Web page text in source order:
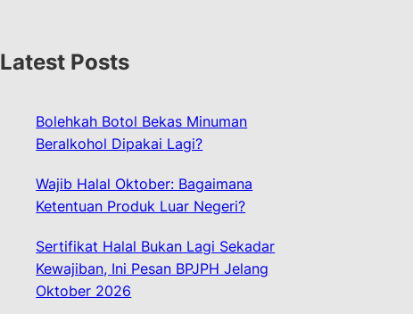
h
Latest Posts
Bolehkah Botol Bekas Minuman
Beralkohol Dipakai Lagi?
Wajib Halal Oktober: Bagaimana
Ketentuan Produk Luar Negeri?
Sertifikat Halal Bukan Lagi Sekadar
Kewajiban, Ini Pesan BPJPH Jelang
Oktober 2026